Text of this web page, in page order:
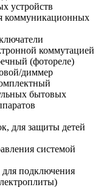
устройств
коммуникационных
коммутацией
(фотореле)
диммер
бытовых
для защиты детей
системой
подключения